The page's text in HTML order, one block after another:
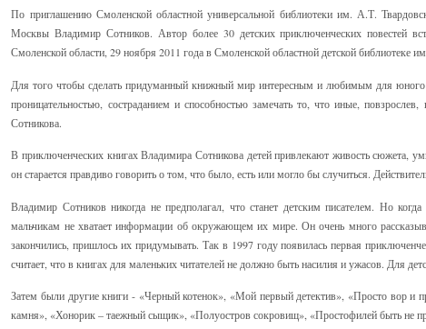
По приглашению Смоленской областной универсальной библиотеки им. А.Т.
Москвы Владимир Сотников. Автор более 30 детских приключенческих повестей
Смоленской области, 29 ноября 2011 года в Смоленской областной детской библиотеке
Для того чтобы сделать придуманный книжный мир интересным и любимым для юного
проницательностью, состраданием и способностью замечать то, что иные,
Сотникова.
В приключенческих книгах Владимира Сотникова детей привлекают живость сюжета,
он старается правдиво говорить о том, что было, есть или могло бы случиться.
Владимир Сотников никогда не предполагал, что станет детским писателем. Но
мальчикам не хватает информации об окружающем их мире. Он очень много
закончились, пришлось их придумывать. Так в 1997 году появилась первая
считает, что в книгах для маленьких читателей не должно быть насилия и ужасов. Для
Затем были другие книги - «Черный котенок», «Мой первый детектив», «Просто вор и
камня», «Хонорик – таежный сыщик», «Полуостров сокровищ», «Простофилей быть не